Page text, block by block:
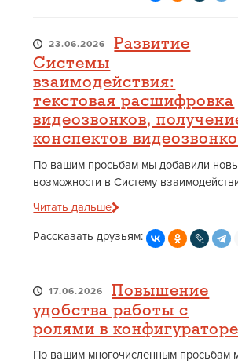
23.06.2026
Развитие
Системы
взаимодействия:
текстовая расшифровка
видеозвонков,
конспектов
По вашим просьбам мы добавили
возможности в Систему
Читать дальше
Рассказать друзьям:
17.06.2026
Повышение
удобства работы с
ролями в конфигураторе
По вашим многочисленным просьбам